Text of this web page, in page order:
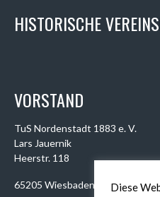
HISTORISCHE
VORSTAND
TuS Nordenstadt 1883 e. V.
Lars Jauernik
Heerstr. 118
65205 Wiesbaden Diese